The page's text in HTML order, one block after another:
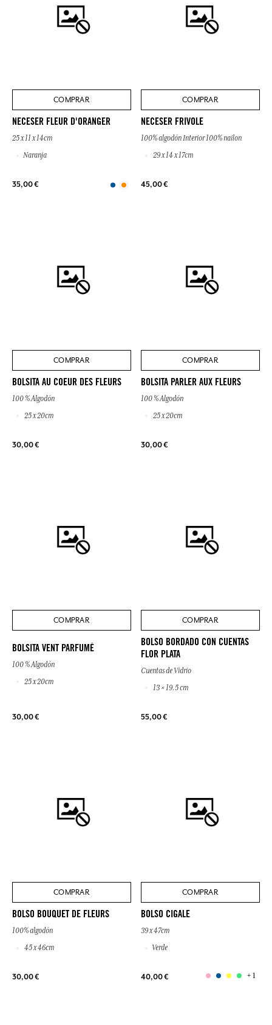
COMPRAR
NECESER FLEUR D'ORANGER
25 x 11 x 14cm
Naranja
35,00 €
COMPRAR
NECESER FRIVOLE
100% algodón Interior 100% nailon
29 x 14 x 17cm
45,00 €
COMPRAR
BOLSITA AU COEUR DES FLEURS
100 % Algodón
25 x 20cm
30,00 €
COMPRAR
BOLSITA PARLER AUX FLEURS
100 % Algodón
25 x 20cm
30,00 €
COMPRAR
BOLSITA VENT PARFUMÉ
100 % Algodón
25 x 20cm
30,00 €
COMPRAR
BOLSO BORDADO CON CUENTAS
FLOR PLATA
Cuentas de Vidrio
13 × 19.5 cm
55,00 €
COMPRAR
BOLSO BOUQUET DE FLEURS
100% algodón
45 x 46cm
30,00 €
COMPRAR
BOLSO CIGALE
39 x 47cm
Verde
40,00 € + 1